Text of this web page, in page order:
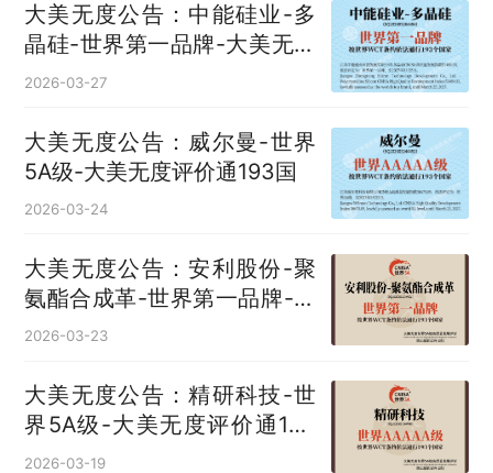
大美无度公告：中能硅业-多
晶硅‌-世界第一品牌-大美无度
评价通193国
2026-03-27
大美无度公告：威尔曼-世界
5A级-大美无度评价通193国
2026-03-24
大美无度公告：安利股份-聚
氨酯合成革‌-世界第一品牌-大
美无度评价通193国
2026-03-23
大美无度公告：精研科技-世
界5A级-大美无度评价通193
国
2026-03-19